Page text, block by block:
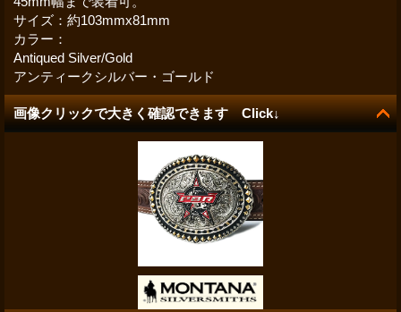
サイズ：約103mmx81mm
カラー：
Antiqued Silver/Gold
アンティークシルバー・ゴールド
画像クリックで大きく確認できます Click↓